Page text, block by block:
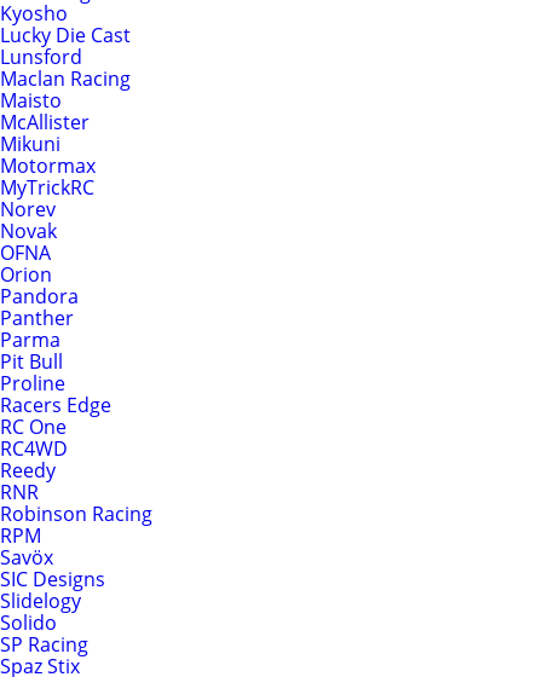
Kyosho
Lucky Die Cast
Lunsford
Maclan Racing
Maisto
McAllister
Mikuni
Motormax
MyTrickRC
Norev
Novak
OFNA
Orion
Pandora
Panther
Parma
Pit Bull
Proline
Racers Edge
RC One
RC4WD
Reedy
RNR
Robinson Racing
RPM
Savöx
SIC Designs
Slidelogy
Solido
SP Racing
Spaz Stix